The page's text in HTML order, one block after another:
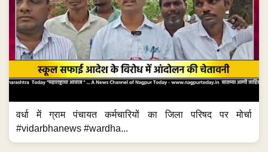
वर्धा में ग्राम पंचायत कर्मचारियों का जिला परिषद पर मोर्चा
#vidarbhanews #wardha...